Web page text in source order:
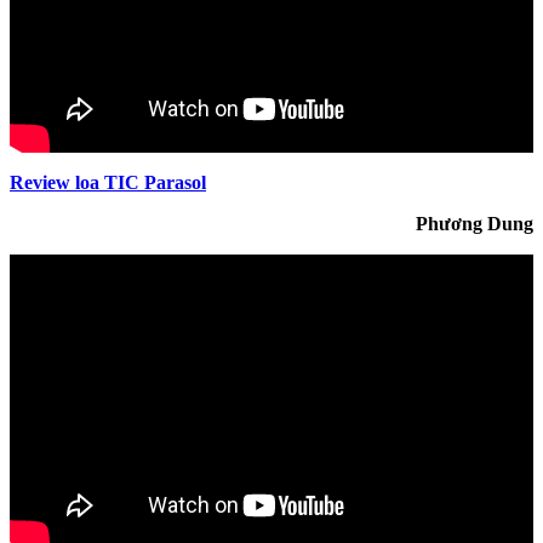
Review loa TIC Parasol
Phương Dung